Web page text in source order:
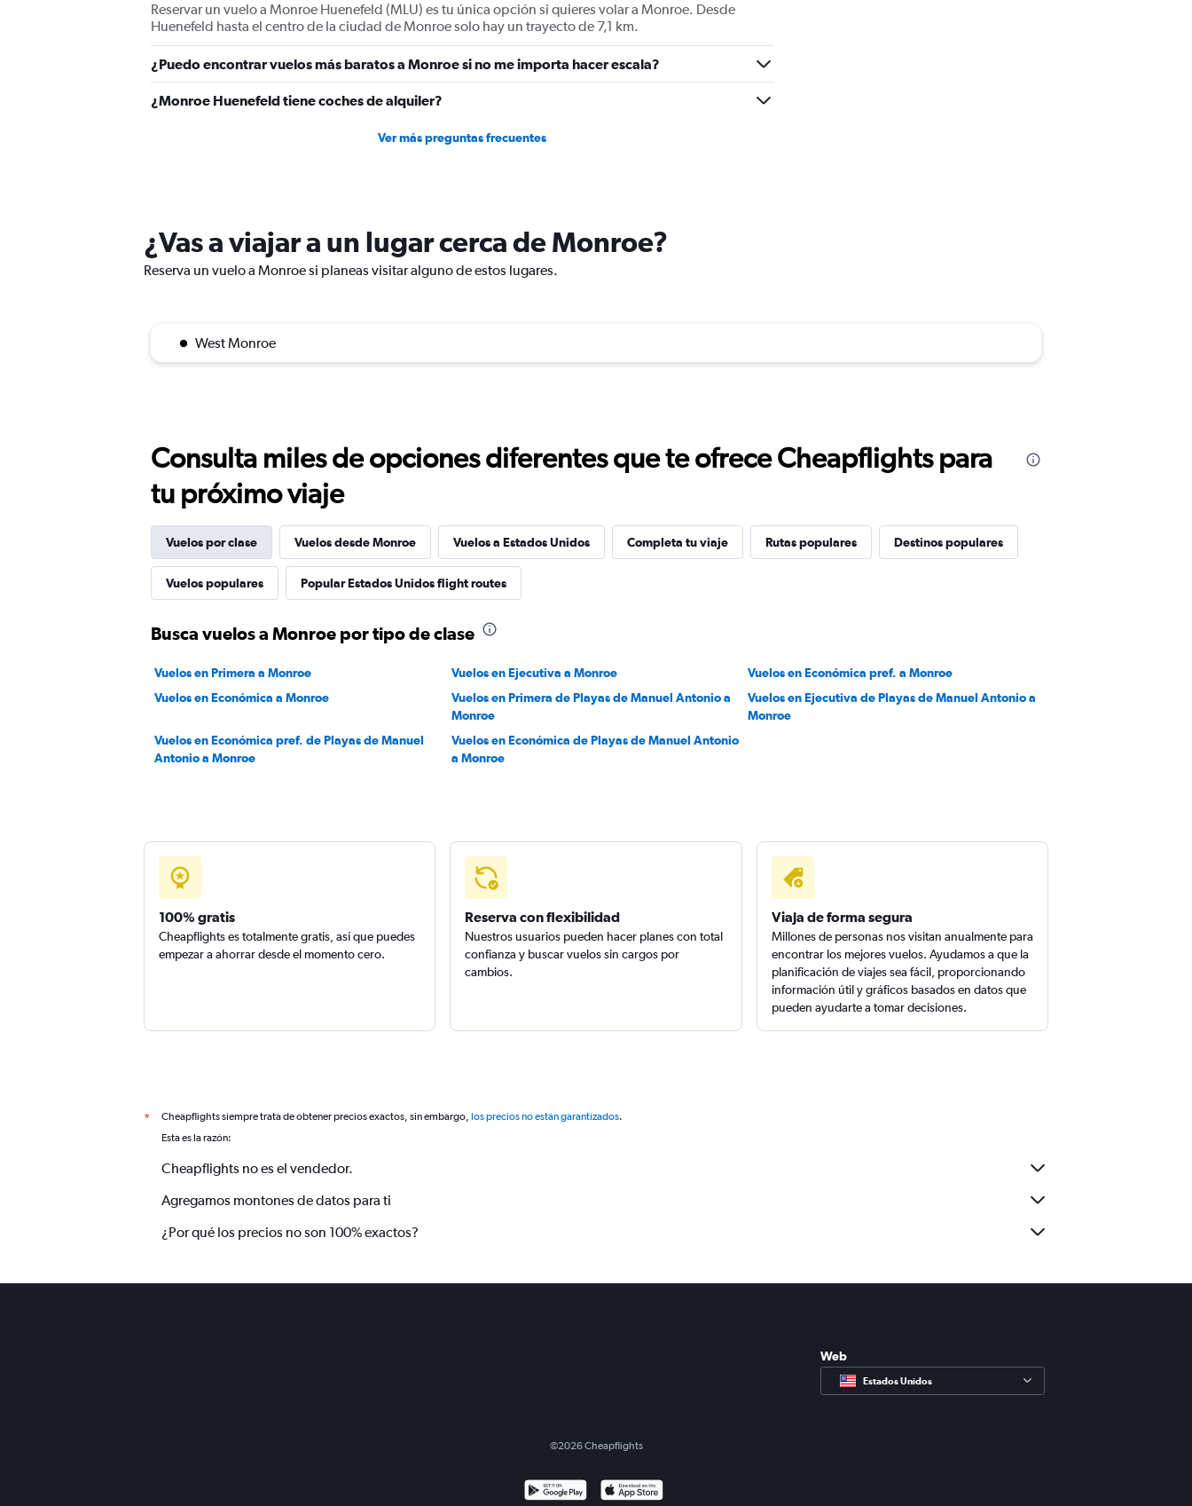
values.
Range:
0
to
displaying
values.
Range:
0
to
Reservar un vuelo a Monroe Huenefeld (MLU) es tu única opción si quieres volar a Monroe. Desde
Huenefeld hasta el centro de la ciudad de Monroe solo hay un trayecto de 7,1 km.
¿Puedo encontrar vuelos más baratos a Monroe si no me importa hacer escala?
¿Monroe Huenefeld tiene coches de alquiler?
Ver más preguntas frecuentes
¿Vas a viajar a un lugar cerca de Monroe?
Reserva un vuelo a Monroe si planeas visitar alguno de estos lugares.
West Monroe
Consulta miles de opciones diferentes que te ofrece Cheapflights para
tu próximo viaje
Vuelos por clase Vuelos desde Monroe Vuelos a Estados Unidos Completa tu viaje Rutas populares Destinos populares
Vuelos populares Popular Estados Unidos flight routes
Busca vuelos a Monroe por tipo de clase
Vuelos en Primera a Monroe Vuelos en Ejecutiva a Monroe
Vuelos en Económica pref. a Monroe
Vuelos en Económica a Monroe
Vuelos en Primera de Playas de Manuel Antonio a
Monroe
Vuelos en Ejecutiva de Playas de Manuel Antonio a
Monroe
Vuelos en Económica pref. de Playas de Manuel
Antonio a Monroe
Vuelos en Económica de Playas de Manuel Antonio
a Monroe
100% gratis
Cheapflights es totalmente gratis, así que puedes
empezar a ahorrar desde el momento cero.
Reserva con flexibilidad
Nuestros usuarios pueden hacer planes con total
confianza y buscar vuelos sin cargos por
cambios.
Viaja de forma segura
Millones de personas nos visitan anualmente para
encontrar los mejores vuelos. Ayudamos a que la
planificación de viajes sea fácil, proporcionando
información útil y gráficos basados en datos que
pueden ayudarte a tomar decisiones.
* Cheapflights siempre trata de obtener precios exactos, sin embargo, los precios no están garantizados.
Esta es la razón:
Cheapflights no es el vendedor.
Agregamos montones de datos para ti
¿Por qué los precios no son 100% exactos?
Web
Estados Unidos
©2026Cheapflights